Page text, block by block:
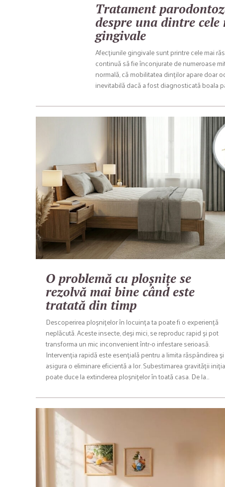
Tratament
despre una dintre
gingivale
Afecțiunile gingivale sunt printre cele mai
continuă să fie înconjurate de numeroase
normală, că mobilitatea dinților apare doar
inevitabilă dacă a fost diagnosticată boala
O problemă cu ploșnițe se
rezolvă mai bine când este
tratată din timp
Descoperirea ploșnițelor în locuința ta poate fi o experiență
neplăcută. Aceste insecte, deși mici, se reproduc rapid și pot
transforma un mic inconvenient într-o infestare serioasă.
Intervenția rapidă este esențială pentru a limita răspândirea
asigura o eliminare eficientă a lor. Subestimarea gravității
poate duce la extinderea ploșnițelor în toată casa. De la…